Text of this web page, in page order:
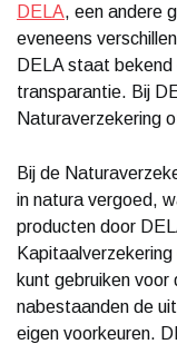
DELA, een andere
eveneens
DELA staat bekend
transparantie. Bij
Naturaverzekering
Bij de
in natura vergoed,
producten door
kunt gebruiken
nabestaanden de
eigen voorkeuren.